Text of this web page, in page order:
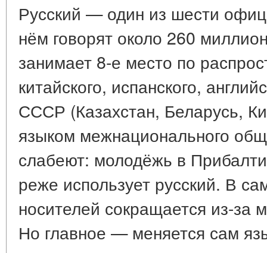
Русский — один из шести
нём говорят около 260
занимает 8-е место по
китайского, испанского,
СССР (Казахстан, Беларусь,
языком межнационального
слабеют: молодёжь в
реже использует русский. В
носителей сокращается из-за
Но главное — меняется сам